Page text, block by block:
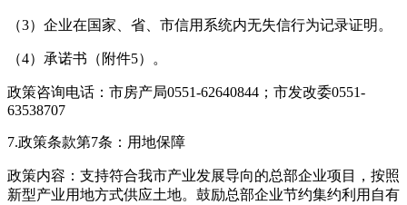
（3）企业在国家、省、市信用系统内无失信行为记录证明。
（4）承诺书（附件5）。
政策咨询电话：市房产局0551-62640844；市发改委0551-
63538707
7.政策条款第7条：用地保障
政策内容：支持符合我市产业发展导向的总部企业项目，按照
新型产业用地方式供应土地。鼓励总部企业节约集约利用自有